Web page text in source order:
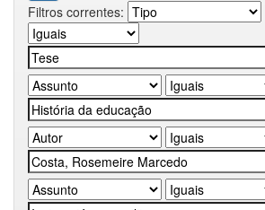
Filtros correntes: